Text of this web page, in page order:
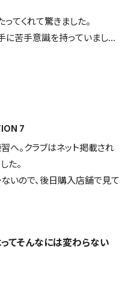
てくれて驚きました。
に苦手意識を持っていました
7
へ。クラブはネット掲載され
た。
いので、後日購入店舗で見て
あれば解決できると思うの
てそんなには変わらない